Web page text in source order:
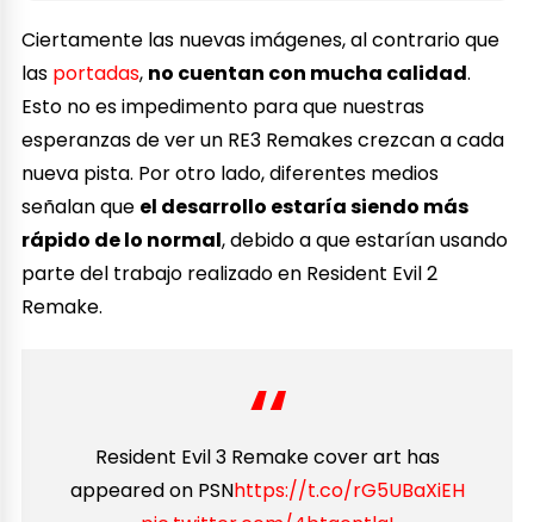
Ciertamente las nuevas imágenes, al contrario que
las portadas, no cuentan con mucha calidad.
Esto no es impedimento para que nuestras
esperanzas de ver un RE3 Remakes crezcan a cada
nueva pista. Por otro lado, diferentes medios
señalan que el desarrollo estaría siendo más
rápido de lo normal, debido a que estarían usando
parte del trabajo realizado en Resident Evil 2
Remake.
Resident Evil 3 Remake cover art has
appeared on PSNhttps://t.co/rG5UBaXiEH